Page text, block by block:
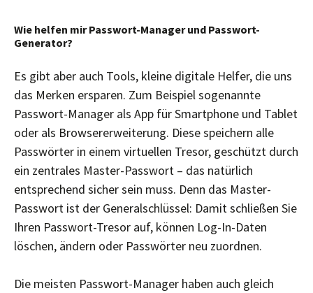
Wie helfen mir Passwort-Manager und Passwort-
Generator?
Es gibt aber auch Tools, kleine digitale Helfer, die uns
das Merken ersparen. Zum Beispiel sogenannte
Passwort-Manager als App für Smartphone und Tablet
oder als Browsererweiterung. Diese speichern alle
Passwörter in einem virtuellen Tresor, geschützt durch
ein zentrales Master-Passwort – das natürlich
entsprechend sicher sein muss. Denn das Master-
Passwort ist der Generalschlüssel: Damit schließen Sie
Ihren Passwort-Tresor auf, können Log-In-Daten
löschen, ändern oder Passwörter neu zuordnen.
Die meisten Passwort-Manager haben auch gleich